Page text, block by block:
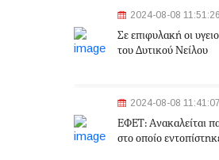
2024-08-08 11:51:26
Σε επιφυλακή οι
του Δυτικού Νείλου
2024-08-08 11:41:07
ΕΦΕΤ: Aνακαλείται
στο οποίο